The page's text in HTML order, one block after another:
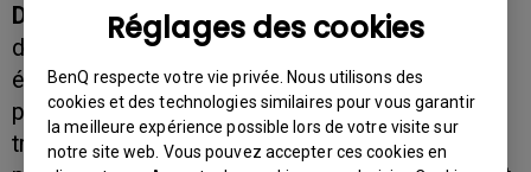
Réglages des cookies
BenQ respecte votre vie privée. Nous utilisons des
cookies et des technologies similaires pour vous garantir
la meilleure expérience possible lors de votre visite sur
notre site web. Vous pouvez accepter ces cookies en
DIETIKON, le 19 août 2004– Au cours du
deuxième trimestre 2004, BenQ Schweiz AG a
étendu sa part de marché sur les projecteurs de
plus de 50 pour cent. De 9,89% pour le premier
trimestre, BenQ a pu se permettre d’étendre sa